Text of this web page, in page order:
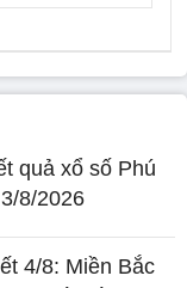
quả xổ số Phú
8/2026
4/8: Miền Bắc